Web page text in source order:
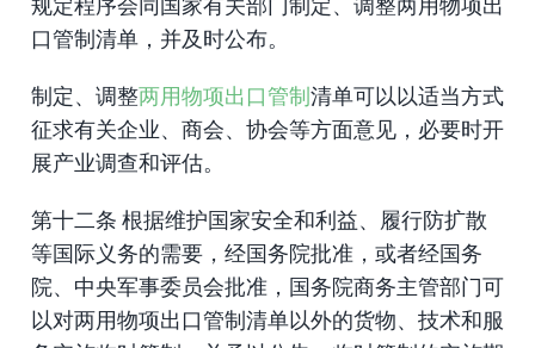
规定程序会同国家有关部门制定、调整两用物项出
口管制清单，并及时公布。
制定、调整两用物项出口管制 清单可以以适当方式
征求有关企业、商会、协会等方面意见，必要时开
展产业调查和评估。
第十二条 根据维护国家安全和利益、履行防扩散
等国际义务的需要，经国务院批准，或者经国务
院、中央军事委员会批准，国务院商务主管部门可
以对两用物项出口管制清单以外的货物、技术和服